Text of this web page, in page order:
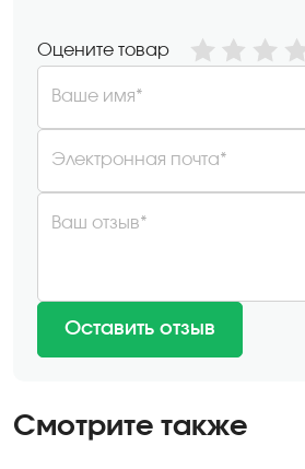
Оцените товар
Ваше имя*
Электронная почта*
Ваш отзыв*
Оставить отзыв
Смотрите также